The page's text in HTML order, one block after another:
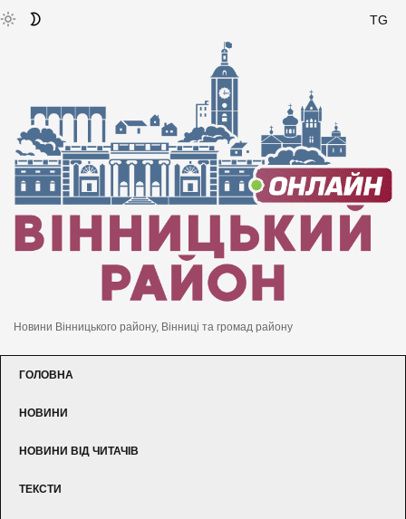
TG
Новини Вінницького району, Вінниці та громад району
ГОЛОВНА
НОВИНИ
НОВИНИ ВІД ЧИТАЧІВ
ТЕКСТИ